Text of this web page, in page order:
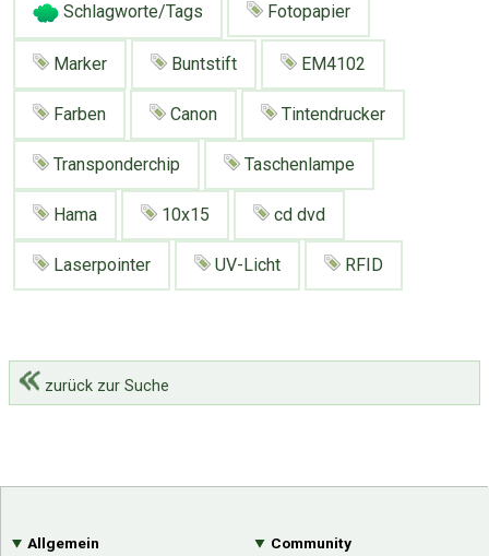
Schlagworte/Tags Fotopapier
Marker Buntstift EM4102
Farben Canon Tintendrucker
Transponderchip Taschenlampe
Hama 10x15 cd dvd
Laserpointer UV-Licht RFID
zurück zur Suche
Allgemein Community